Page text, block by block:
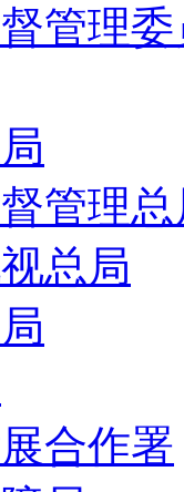
管理
管理
总局
合作署